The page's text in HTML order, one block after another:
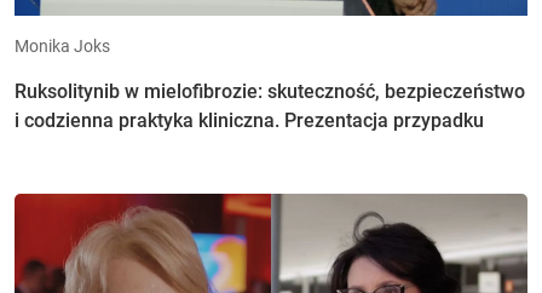
Monika Joks
Ruksolitynib w mielofibrozie: skuteczność, bezpieczeństwo
i codzienna praktyka kliniczna. Prezentacja przypadku